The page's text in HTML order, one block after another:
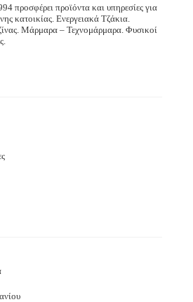
προσφέρει προϊόντα και υπηρεσίες για
κατοικίας. Ενεργειακά Τζάκια.
Μάρμαρα – Τεχνομάρμαρα. Φυσικοί